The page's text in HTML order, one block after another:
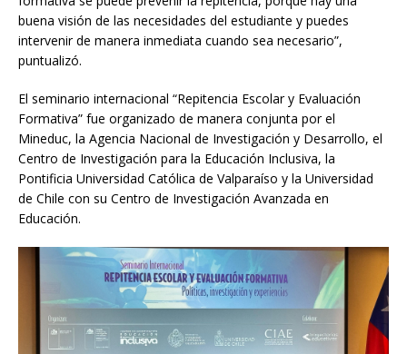
buena visión de las necesidades del estudiante y puedes
intervenir de manera inmediata cuando sea necesario”,
puntualizó.
El seminario internacional “Repitencia Escolar y Evaluación
Formativa” fue organizado de manera conjunta por el
Mineduc, la Agencia Nacional de Investigación y Desarrollo, el
Centro de Investigación para la Educación Inclusiva, la
Pontificia Universidad Católica de Valparaíso y la Universidad
de Chile con su Centro de Investigación Avanzada en
Educación.